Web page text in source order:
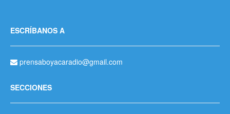
ESCRÍBANOS A
prensaboyacaradio@gmail.com
SECCIONES